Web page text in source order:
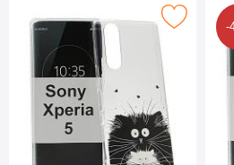
Merkitse tPU-Designkotelo Sony
-